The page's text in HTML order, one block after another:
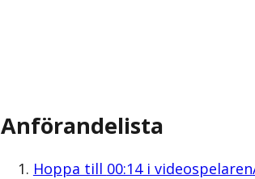
Anförandelista
Hoppa till 00:14i videospelaren